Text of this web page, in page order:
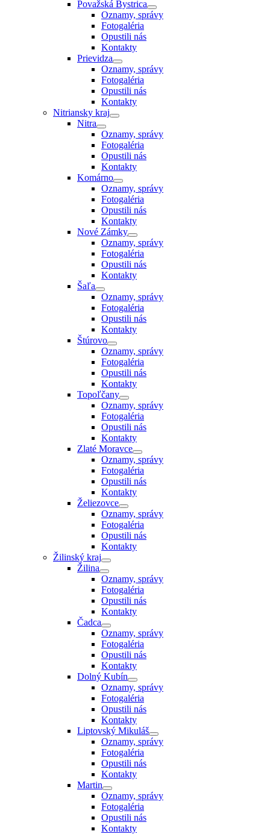
Považská Bystrica
Oznamy, správy
Fotogaléria
Opustili nás
Kontakty
Prievidza
Oznamy, správy
Fotogaléria
Opustili nás
Kontakty
Nitriansky kraj
Nitra
Oznamy, správy
Fotogaléria
Opustili nás
Kontakty
Komárno
Oznamy, správy
Fotogaléria
Opustili nás
Kontakty
Nové Zámky
Oznamy, správy
Fotogaléria
Opustili nás
Kontakty
Šaľa
Oznamy, správy
Fotogaléria
Opustili nás
Kontakty
Štúrovo
Oznamy, správy
Fotogaléria
Opustili nás
Kontakty
Topoľčany
Oznamy, správy
Fotogaléria
Opustili nás
Kontakty
Zlaté Moravce
Oznamy, správy
Fotogaléria
Opustili nás
Kontakty
Želiezovce
Oznamy, správy
Fotogaléria
Opustili nás
Kontakty
Žilinský kraj
Žilina
Oznamy, správy
Fotogaléria
Opustili nás
Kontakty
Čadca
Oznamy, správy
Fotogaléria
Opustili nás
Kontakty
Dolný Kubín
Oznamy, správy
Fotogaléria
Opustili nás
Kontakty
Liptovský Mikuláš
Oznamy, správy
Fotogaléria
Opustili nás
Kontakty
Martin
Oznamy, správy
Fotogaléria
Opustili nás
Kontakty